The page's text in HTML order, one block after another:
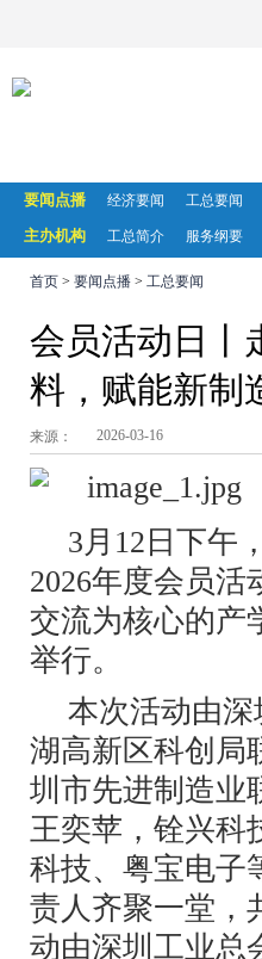
要闻点播 经济要闻 工总要闻
主办机构 工总简介 服务纲要
首页 > 要闻点播 > 工总要闻
会员活动日丨
料，赋能新制
来源： 2026-03-16
3月12日下午
2026年度会员
交流为核心的产
举行。
本次活动由
湖高新区科创局
圳市先进制造业
王奕苹，铨兴科
科技、粤宝电子
责人齐聚一堂，
动由深圳工业总